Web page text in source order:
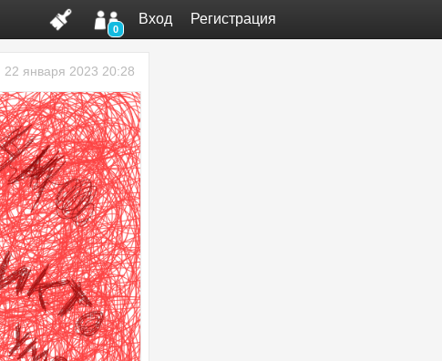
0
Вход Регистрация
22 января 2023 20:28